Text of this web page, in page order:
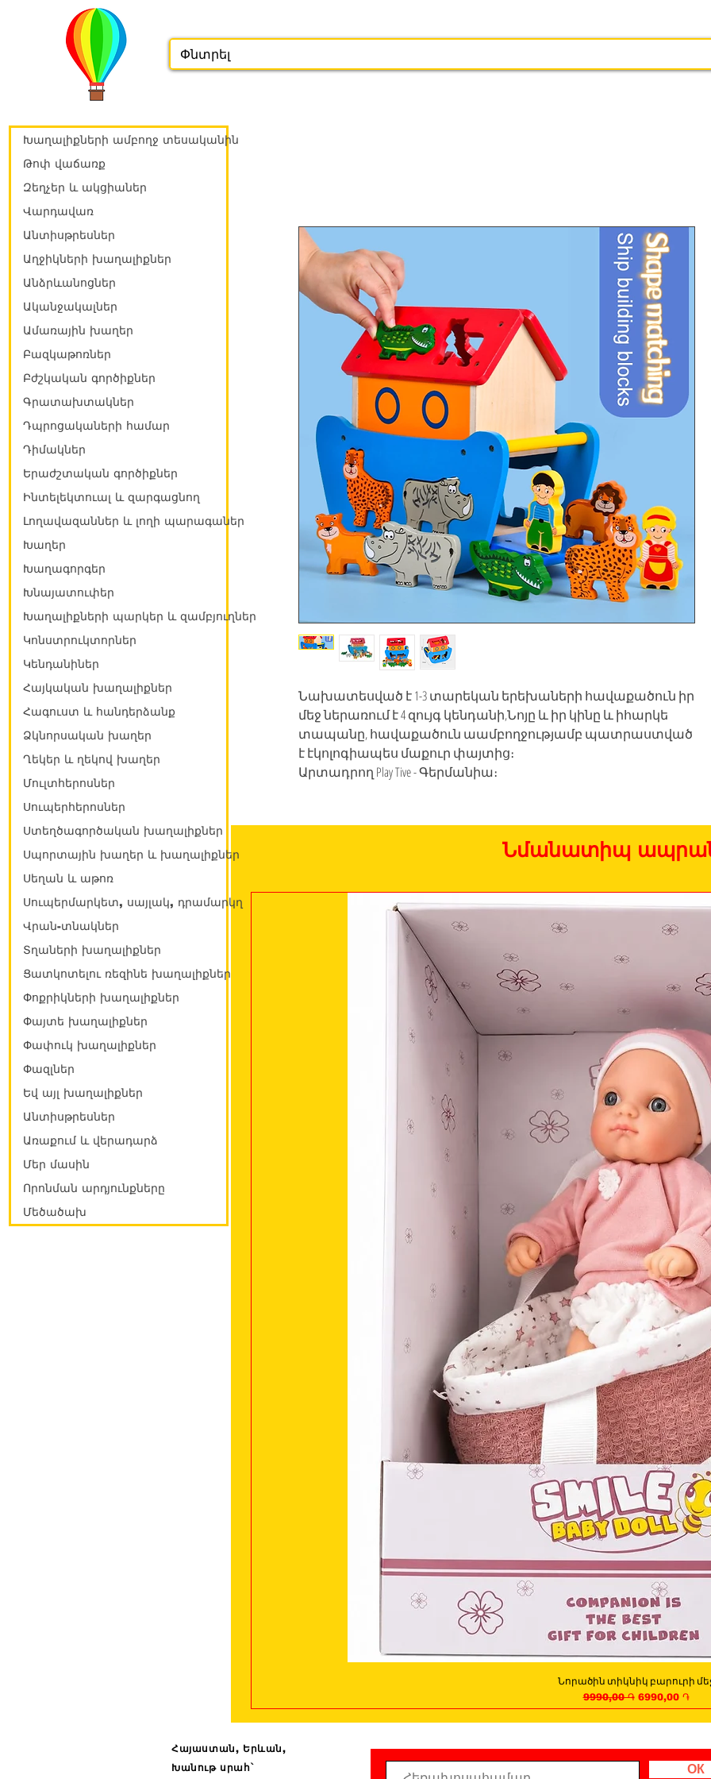
Նախատեսված է 1-3 տարեկան երեխաների հավաքածուն իր
մեջ ներառում է 4 զույգ կենդանի,Նոյը և իր կինը և իհարկե
տապանը, հավաքածուն աամբողջությամբ պատրաստված
է էկոլոգիապես մաքուր փայտից։
Արտադրող Play Tive - Գերմանիա։
Նմանատիպ
Quick View
Նորածին տիկնիկ բարուրի
Regular Price
9990,00 ֏ Sale Price
6990,00 ֏
Խաղալիքների ամբողջ տեսականին
Թոփ վաճառք
Զեղչեր և ակցիաներ
Վարդավառ
Անտիսթրեսներ
Աղջիկների խաղալիքներ
Անձրևանոցներ
Ականջակալներ
Ամառային խաղեր
Բազկաթոռներ
Բժշկական գործիքներ
Գրատախտակներ
Դպրոցակաների համար
Դիմակներ
Երաժշտական գործիքներ
Ինտելեկտուալ և զարգացնող
Լողավազաններ և լողի պարագաներ
Խաղեր
Խաղագորգեր
Խնայատուփեր
Խաղալիքների պարկեր և զամբյուղներ
Կոնստրուկտորներ
Կենդանիներ
Հայկական խաղալիքներ
Հագուստ և հանդերձանք
Ձկնորսական խաղեր
Ղեկեր և ղեկով խաղեր
Մուլտհերոսներ
Սուպերհերոսներ
Ստեղծագործական խաղալիքներ
Սպորտային խաղեր և խաղալիքներ
Սեղան և աթոռ
Սուպերմարկետ, սայլակ, դրամարկղ
Վրան-տնակներ
Տղաների խաղալիքներ
Ցատկոտելու ռեզինե խաղալիքներ
Փոքրիկների խաղալիքներ
Փայտե խաղալիքներ
Փափուկ խաղալիքներ
Փազլներ
Եվ այլ խաղալիքներ
Անտիսթրեսներ
Առաքում և վերադարձ
Մեր մասին
Որոնման արդյունքները
Մեծածախ
Հայաստան, Երևան,
Խանութ սրահ՝
ОК